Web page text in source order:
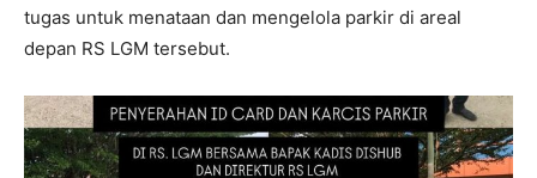
tugas untuk menataan dan mengelola parkir di areal
depan RS LGM tersebut.